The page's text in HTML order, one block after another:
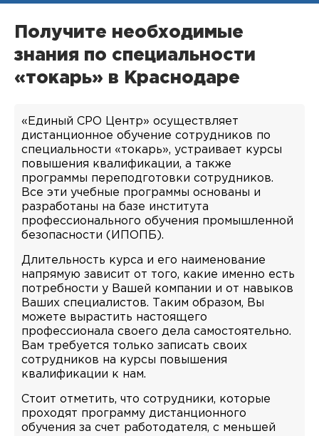
Получите необходимые
знания по специальности
«токарь» в Краснодаре
«Единый СРО Центр» осуществляет
дистанционное обучение сотрудников по
специальности «токарь», устраивает курсы
повышения квалификации, а также
программы переподготовки сотрудников.
Все эти учебные программы основаны и
разработаны на базе института
профессионального обучения промышленной
безопасности (ИПОПБ).
Длительность курса и его наименование
напрямую зависит от того, какие именно есть
потребности у Вашей компании и от навыков
Ваших специалистов. Таким образом, Вы
можете вырастить настоящего
профессионала своего дела самостоятельно.
Вам требуется только записать своих
сотрудников на курсы повышения
квалификации к нам.
Стоит отметить, что сотрудники, которые
проходят программу дистанционного
обучения за счет работодателя, с меньшей